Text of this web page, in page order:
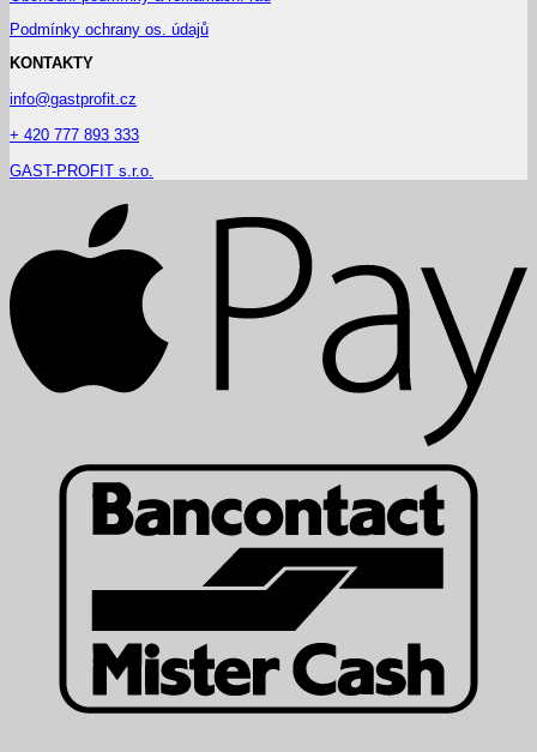
Podmínky ochrany os. údajů
KONTAKTY
info@gastprofit.cz
+ 420 777 893 333
GAST-PROFIT s.r.o.